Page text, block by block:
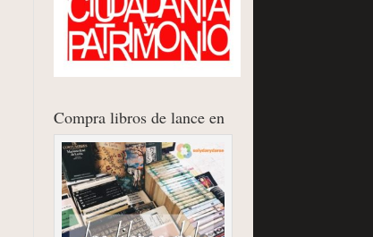
Compra libros de lance en